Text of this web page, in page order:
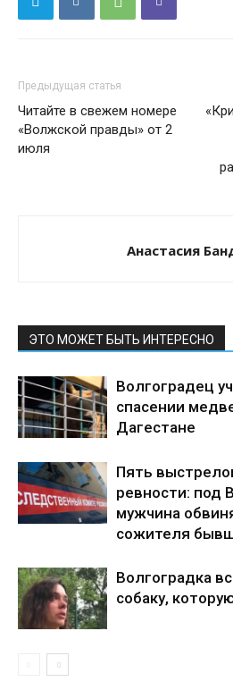
Предыдущая статья
Читайте в свежем номере
«Волжской правды» от 2
июля
Анастасия
ЭТО МОЖЕТ БЫТЬ ИНТЕРЕСНО
Волгоградец
спасении
Дагестане
Пять
ревности: под
мужчина
сожителя
Волгоградка
собаку,